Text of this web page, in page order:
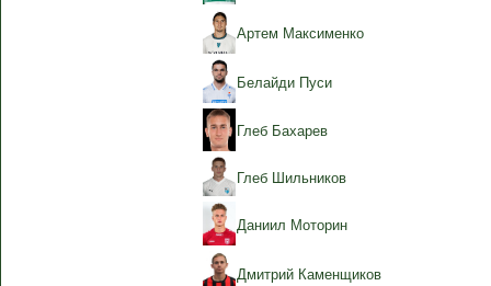
Артем Максименко
Белайди Пуси
Глеб Бахарев
Глеб Шильников
Даниил Моторин
Дмитрий Каменщиков